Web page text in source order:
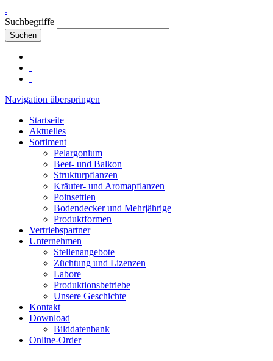
.
Suchbegriffe
Suchen
Navigation überspringen
Startseite
Aktuelles
Sortiment
Pelargonium
Beet- und Balkon
Strukturpflanzen
Kräuter- und Aromapflanzen
Poinsettien
Bodendecker und Mehrjährige
Produktformen
Vertriebspartner
Unternehmen
Stellenangebote
Züchtung und Lizenzen
Labore
Produktionsbetriebe
Unsere Geschichte
Kontakt
Download
Bilddatenbank
Online-Order